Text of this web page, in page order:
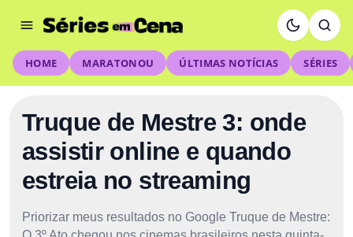
HOME MARATONOU ÚLTIMAS NOTÍCIAS SÉRIES
Truque de Mestre 3: onde
assistir online e quando
estreia no streaming
Priorizar meus resultados no Google Truque de Mestre: